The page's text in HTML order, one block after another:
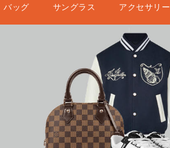
バッグ サングラス アクセサリー